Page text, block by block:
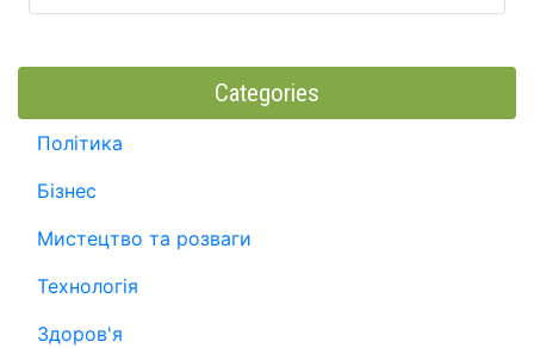
Categories
Політика
Бізнес
Мистецтво та розваги
Технологія
Здоров'я